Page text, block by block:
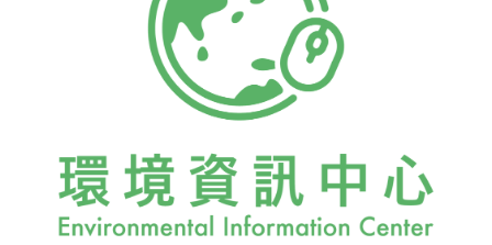
望與挑戰」。這是繼4月10日，於台北舉辦的「觀光睹場
何處去？」座談會後，第二場關於澎湖博奕爭議的研討
會。艾丁頓強調，澎湖如發展博弈事業，發展方式應參考
的案例不是拉斯維斯、澳門、新加坡、或是墨爾本等大型
的產業發展，由於地點、經費及效益之限制，應該發展如